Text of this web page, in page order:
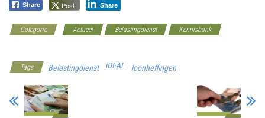
Share Post Share
Categorie Actueel Belastingdienst
Kennisbank
Tags Belastingdienst iDEAL loonheffingen